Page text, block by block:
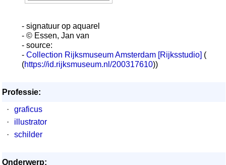
- signatuur op aquarel
- © Essen, Jan van
- source:
- Collection Rijksmuseum Amsterdam [Rijksstudio] (
(https://id.rijksmuseum.nl/200317610))
Professie:
·
graficus
·
illustrator
·
schilder
Onderwerp: